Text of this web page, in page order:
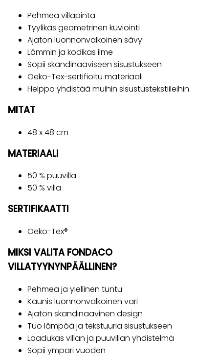
Pehmeä villapinta
Tyylikäs geometrinen kuviointi
Ajaton luonnonvalkoinen sävy
Lämmin ja kodikas ilme
Sopii skandinaaviseen sisustukseen
Oeko-Tex-sertifioitu materiaali
Helppo yhdistää muihin sisustustekstiileihin
MITAT
48 x 48 cm
MATERIAALI
50 % puuvilla
50 % villa
SERTIFIKAATTI
Oeko-Tex®
MIKSI VALITA FONDACO
VILLATYYNYNPÄÄLLINEN?
Pehmeä ja ylellinen tuntu
Kaunis luonnonvalkoinen väri
Ajaton skandinaavinen design
Tuo lämpöä ja tekstuuria sisustukseen
Laadukas villan ja puuvillan yhdistelmä
Sopii ympäri vuoden